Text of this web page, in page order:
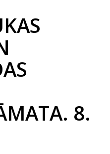
8.